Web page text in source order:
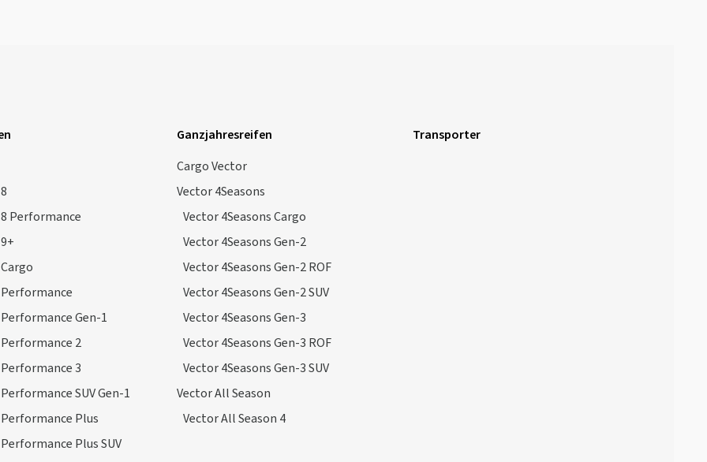
Performance
Gen-1
2
3
SUV Gen-1
Plus
Plus SUV
Ganzjahresreifen
Cargo Vector
Vector 4Seasons
Vector 4Seasons Cargo
Vector 4Seasons Gen-2
Vector 4Seasons Gen-2 ROF
Vector 4Seasons Gen-2 SUV
Vector 4Seasons Gen-3
Vector 4Seasons Gen-3 ROF
Vector 4Seasons Gen-3 SUV
Vector All Season
Vector All Season 4
Transporter